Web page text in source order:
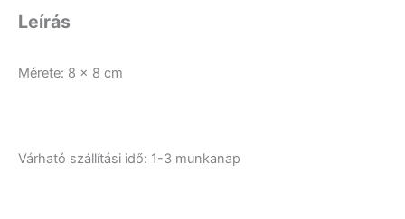
Leírás
Mérete: 8 x 8 cm
Várható szállítási idő: 1-3 munkanap